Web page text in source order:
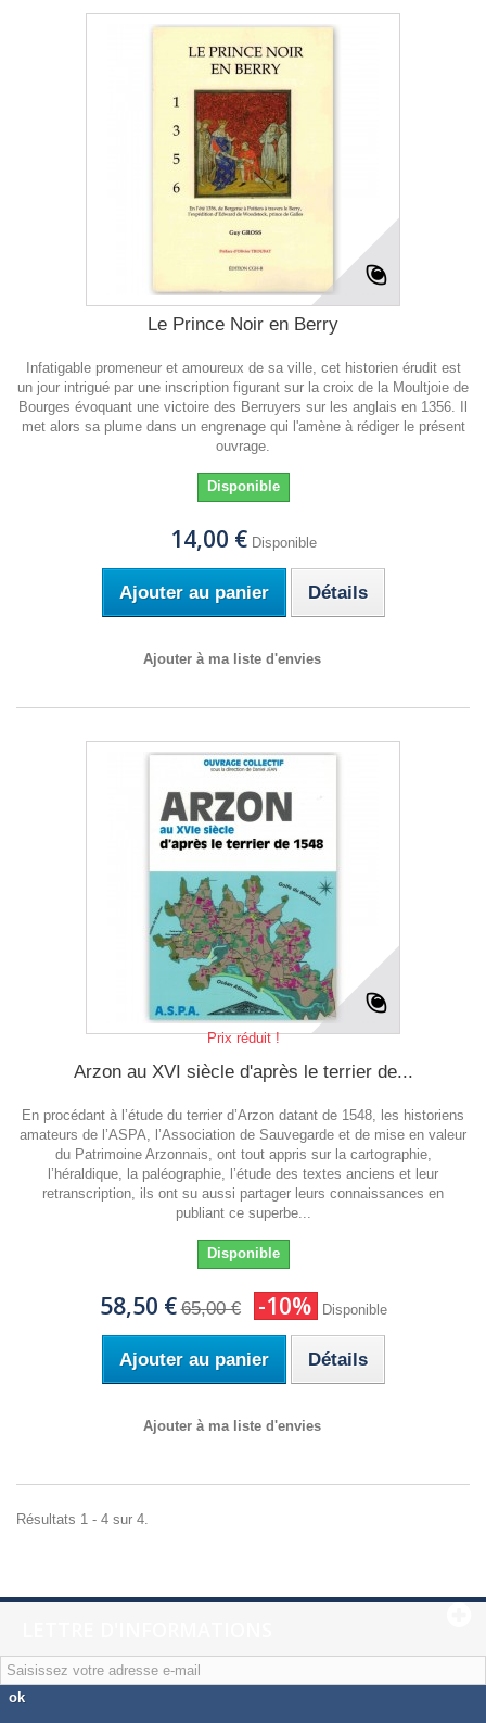
Le Prince Noir en Berry
Infatigable promeneur et amoureux de sa ville, cet historien érudit est
un jour intrigué par une inscription figurant sur la croix de la Moultjoie de
Bourges évoquant une victoire des Berruyers sur les anglais en 1356. Il
met alors sa plume dans un engrenage qui l'amène à rédiger le présent
ouvrage.
Disponible
14,00 € Disponible
Ajouter au panier Détails
Ajouter à ma liste d'envies
Prix réduit !
Arzon au XVI siècle d'après le terrier de...
En procédant à l’étude du terrier d’Arzon datant de 1548, les historiens
amateurs de l’ASPA, l’Association de Sauvegarde et de mise en valeur
du Patrimoine Arzonnais, ont tout appris sur la cartographie,
l’héraldique, la paléographie, l’étude des textes anciens et leur
retranscription, ils ont su aussi partager leurs connaissances en
publiant ce superbe...
Disponible
58,50 € 65,00 € -10% Disponible
Ajouter au panier Détails
Ajouter à ma liste d'envies
Résultats 1 - 4 sur 4.
ok